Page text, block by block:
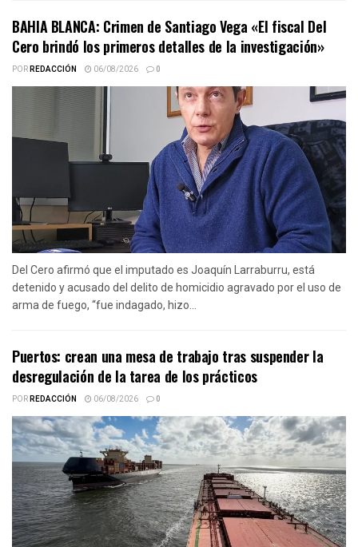
BAHIA BLANCA: Crimen de Santiago Vega «El fiscal Del
Cero brindó los primeros detalles de la investigación»
PORREDACCIÓN 06/08/2026 0
Del Cero afirmó que el imputado es Joaquín Larraburru, está
detenido y acusado del delito de homicidio agravado por el uso de
arma de fuego, “fue indagado, hizo...
Puertos: crean una mesa de trabajo tras suspender la
desregulación de la tarea de los prácticos
PORREDACCIÓN 06/08/2026 0